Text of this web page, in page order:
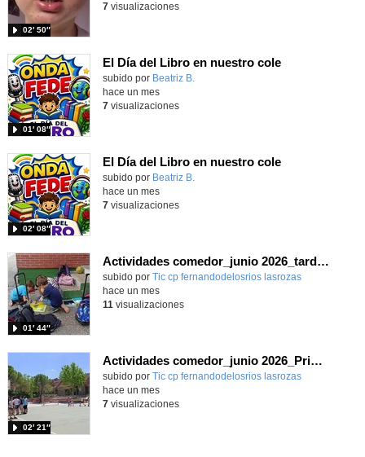
02′ 50″
7visualizaciones
El Día del Libro en nuestro cole
Contenido educativo.
subido por Beatriz B.
01′ 08″
hace un mes
7visualizaciones
El Día del Libro en nuestro cole
Contenido educativo.
subido por Beatriz B.
02′ 08″
hace un mes
7visualizaciones
Actividades comedor_junio 2026_tardes_CEIP FDLR_Las Rozas
Contenido educativo.
subido por Tic cp fernandodelosrios lasrozas
01′ 44″
-
hace un mes
11 visualizaciones
Actividades comedor_junio 2026_Primaria_CEIP FDLR_Las Rozas
Contenido educativo.
subido por Tic cp fernandodelosrios lasrozas
02′ 21″
-
hace un mes
7visualizaciones